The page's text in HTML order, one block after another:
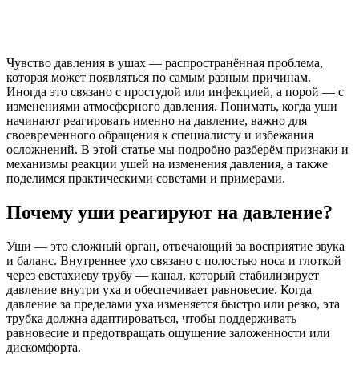
Чувство давления в ушах — распространённая проблема,
которая может появляться по самым разным причинам.
Иногда это связано с простудой или инфекцией, а порой — с
изменениями атмосферного давления. Понимать, когда уши
начинают реагировать именно на давление, важно для
своевременного обращения к специалисту и избежания
осложнений. В этой статье мы подробно разберём признаки и
механизмы реакции ушей на изменения давления, а также
поделимся практическими советами и примерами.
Почему уши реагируют на давление?
Уши — это сложный орган, отвечающий за восприятие звука
и баланс. Внутреннее ухо связано с полостью носа и глоткой
через евстахиеву трубу — канал, который стабилизирует
давление внутри уха и обеспечивает равновесие. Когда
давление за пределами уха изменяется быстро или резко, эта
трубка должна адаптироваться, чтобы поддерживать
равновесие и предотвращать ощущение заложенности или
дискомфорта.